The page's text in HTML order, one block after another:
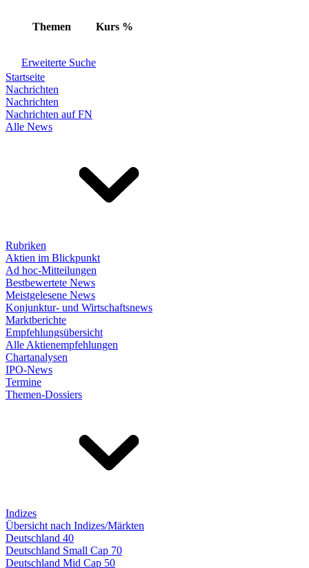
Themen Kurs %
Erweiterte Suche
Startseite
Nachrichten
Nachrichten
Nachrichten auf FN
Alle News
Rubriken
Aktien im Blickpunkt
Ad hoc-Mitteilungen
Bestbewertete News
Meistgelesene News
Konjunktur- und Wirtschaftsnews
Marktberichte
Empfehlungsübersicht
Alle Aktienempfehlungen
Chartanalysen
IPO-News
Termine
Themen-Dossiers
Indizes
Übersicht nach Indizes/Märkten
Deutschland 40
Deutschland Small Cap 70
Deutschland Mid Cap 50